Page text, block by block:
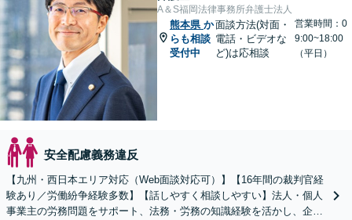
A＆S福岡法律事務所弁護士法人
熊本県 か
らも相談
受付中
面談方法(対面・
電話・ビデオな
ど)は応相談
営業時間：0
9:00~18:00
（平日）
安全配慮義務違反
【九州・西日本エリア対応（Web面談対応可）】【16年間の裁判官経
験あり／労働紛争経験多数】【話しやすく相談しやすい】法人・個人
事業主の労務問題をサポート、法務・労務の知識経験を活かし、企業